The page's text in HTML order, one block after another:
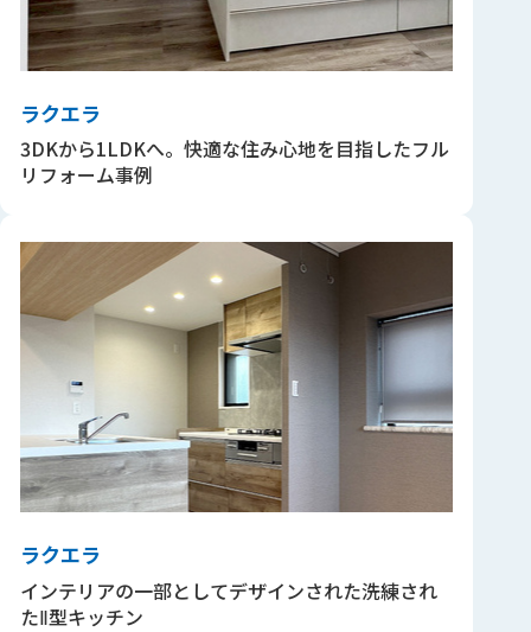
ラクエラ
3DKから1LDKへ。快適な住み心地を目指したフル
リフォーム事例
ラクエラ
インテリアの一部としてデザインされた洗練され
たⅡ型キッチン